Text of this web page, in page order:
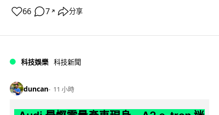
66 7 ↗ 分享
科技娛樂 科技新聞
duncan 11 小時